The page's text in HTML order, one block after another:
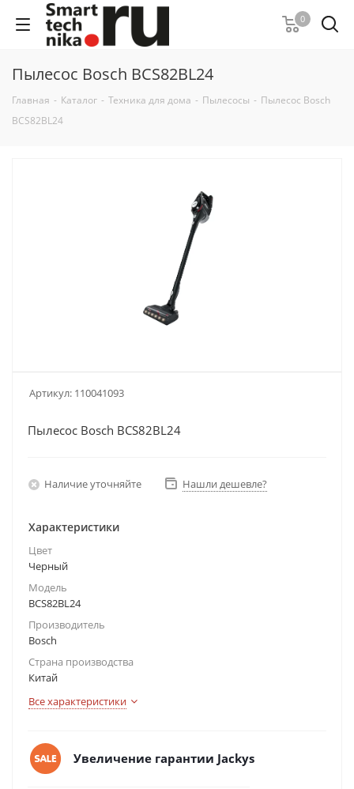
0
Пылесос Bosch BCS82BL24
Главная - Каталог - Техника для дома - Пылесосы - Пылесос Bosch
BCS82BL24
Артикул: 110041093
Пылесос Bosch BCS82BL24
Наличие уточняйте Нашли дешевле?
Характеристики
Цвет
Черный
Модель
BCS82BL24
Производитель
Bosch
Страна производства
Китай
Все характеристики
Увеличение гарантии Jackys